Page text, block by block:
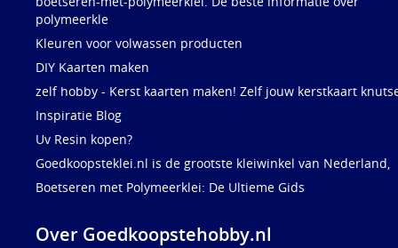
polymeerkle
Kleuren voor volwassen producten
DIY Kaarten maken
zelf hobby - Kerst kaarten maken! Zelf jouw kerstkaart
Inspiratie Blog
Uv Resin kopen?
Goedkoopsteklei.nl is de grootste kleiwinkel van Nederland,
Boetseren met Polymeerklei: De Ultieme Gids
Over Goedkoopstehobby.nl